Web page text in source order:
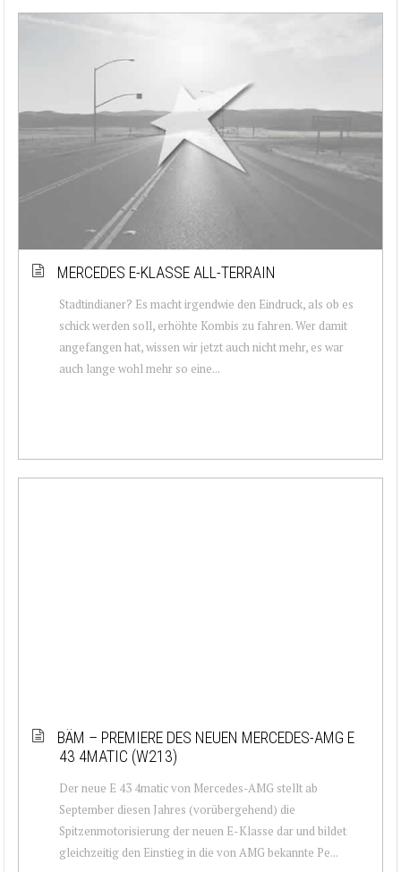
MERCEDES E-KLASSE ALL-TERRAIN
Stadtindianer? Es macht irgendwie den Eindruck, als ob es
schick werden soll, erhöhte Kombis zu fahren. Wer damit
angefangen hat, wissen wir jetzt auch nicht mehr, es war
auch lange wohl mehr so eine...
BÄM – PREMIERE DES NEUEN MERCEDES-AMG E
43 4MATIC (W213)
Der neue E 43 4matic von Mercedes-AMG stellt ab
September diesen Jahres (vorübergehend) die
Spitzenmotorisierung der neuen E-Klasse dar und bildet
gleichzeitig den Einstieg in die von AMG bekannte Pe...